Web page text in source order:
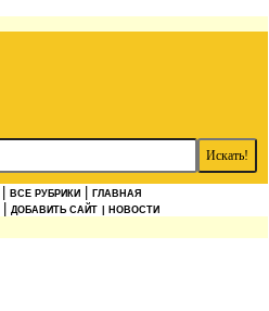
ВСЕ РУБРИКИ
ГЛАВНАЯ
ДОБАВИТЬ САЙТ | НОВОСТИ